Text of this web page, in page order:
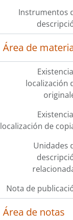
Instrumentos
Área de
localización
localización de
Unidades
Nota de
Área de notas